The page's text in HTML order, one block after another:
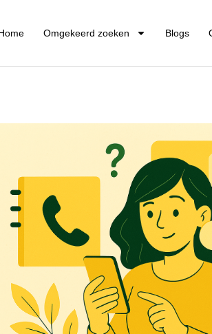
Omgekeerd zoeken Blogs